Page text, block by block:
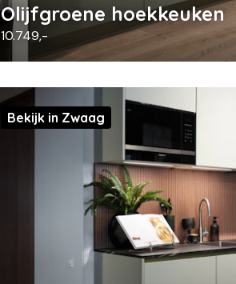
Olijfgroene hoekkeuken
10.749,-
Bekijk in Zwaag